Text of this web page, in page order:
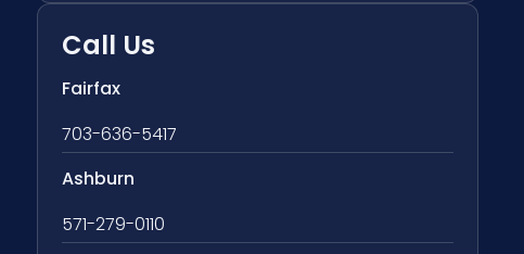
Call Us
Fairfax
703-636-5417
Ashburn
571-279-0110